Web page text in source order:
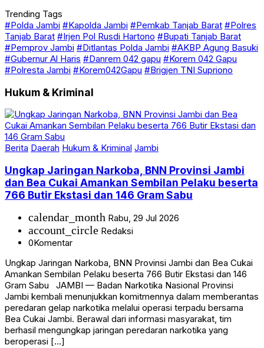
Trending Tags
#Polda Jambi #Kapolda Jambi #Pemkab Tanjab Barat #Polres
Tanjab Barat #Irjen Pol Rusdi Hartono #Bupati Tanjab Barat
#Pemprov Jambi #Ditlantas Polda Jambi #AKBP Agung Basuki
#Gubernur Al Haris #Danrem 042 gapu #Korem 042 Gapu
#Polresta Jambi #Korem042Gapu #Brigjen TNI Supriono
Hukum & Kriminal
Berita Daerah Hukum & Kriminal Jambi
Ungkap Jaringan Narkoba, BNN Provinsi Jambi
dan Bea Cukai Amankan Sembilan Pelaku beserta
766 Butir Ekstasi dan 146 Gram Sabu
calendar_month Rabu, 29 Jul 2026
account_circle Redaksi
0Komentar
Ungkap Jaringan Narkoba, BNN Provinsi Jambi dan Bea Cukai
Amankan Sembilan Pelaku beserta 766 Butir Ekstasi dan 146
Gram Sabu JAMBI — Badan Narkotika Nasional Provinsi
Jambi kembali menunjukkan komitmennya dalam memberantas
peredaran gelap narkotika melalui operasi terpadu bersama
Bea Cukai Jambi. Berawal dari informasi masyarakat, tim
berhasil mengungkap jaringan peredaran narkotika yang
beroperasi […]